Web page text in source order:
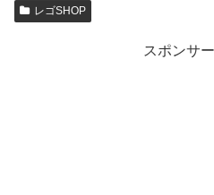
レゴSHOP
スポンサ